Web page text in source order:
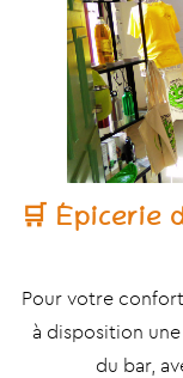
🛒 Épicerie
Pour votre
à disposition une
du bar,